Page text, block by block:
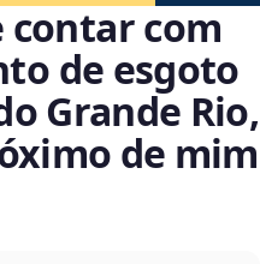
contar com
de esgoto
Grande Rio,
de mim